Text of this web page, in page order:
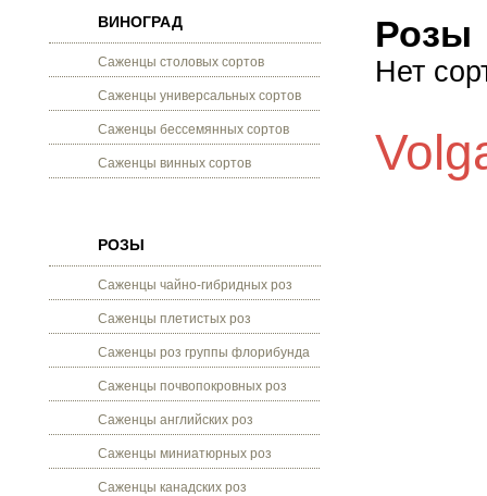
ВИНОГРАД
Саженцы столовых сортов
Саженцы универсальных сортов
Саженцы бессемянных сортов
Саженцы винных сортов
РОЗЫ
Саженцы чайно-гибридных роз
Саженцы плетистых роз
Саженцы роз группы флорибунда
Саженцы почвопокровных роз
Саженцы английских роз
Саженцы миниатюрных роз
Саженцы канадских роз
Розы
Нет